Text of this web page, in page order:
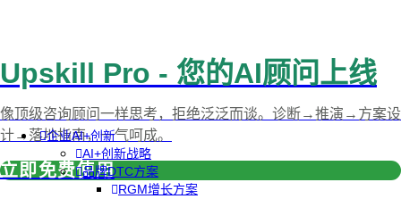
企业AI+创新
AI+创新战略
品牌DTC方案
RGM增长方案
Upskill Pro - 您的AI顾问上线
像顶级咨询顾问一样思考，拒绝泛泛而谈。诊断→推演→方案设
计→落地指南，一气呵成。
立即免费使用